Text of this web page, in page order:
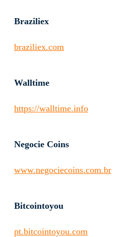
Braziliex
braziliex.com
Walltime
https://walltime.info
Negocie Coins
www.negociecoins.com.br
Bitcointoyou
pt.bitcointoyou.com